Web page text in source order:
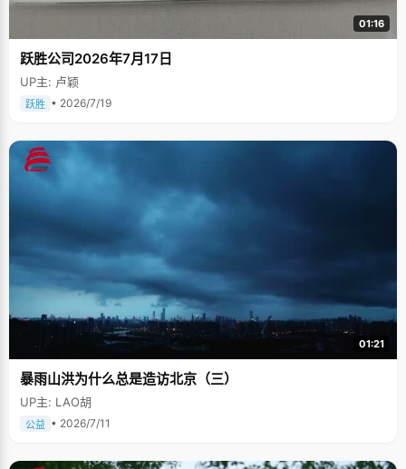
01:16
跃胜公司2026年7月17日
UP主: 卢颖
跃胜 • 2026/7/19
01:21
暴雨山洪为什么总是造访北京（三）
UP主: LAO胡
公益 • 2026/7/11